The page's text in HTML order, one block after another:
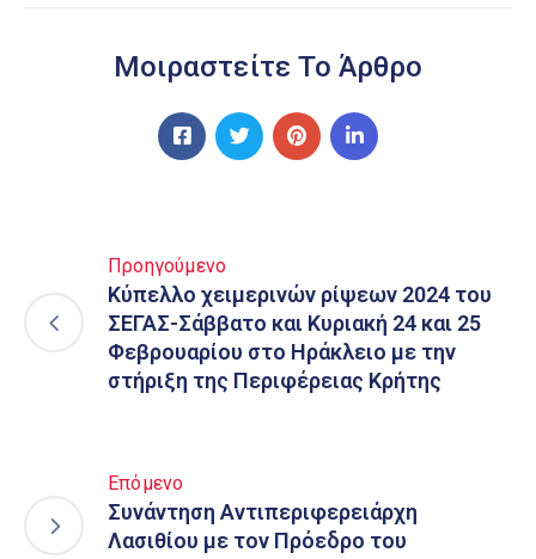
Μοιραστείτε Το Άρθρο
Προηγούμενο
Κύπελλο χειμερινών ρίψεων 2024 του
ΣΕΓΑΣ-Σάββατο και Κυριακή 24 και 25
Φεβρουαρίου στο Ηράκλειο με την
στήριξη της Περιφέρειας Κρήτης
Επόμενο
Συνάντηση Αντιπεριφερειάρχη
Λασιθίου με τον Πρόεδρο του